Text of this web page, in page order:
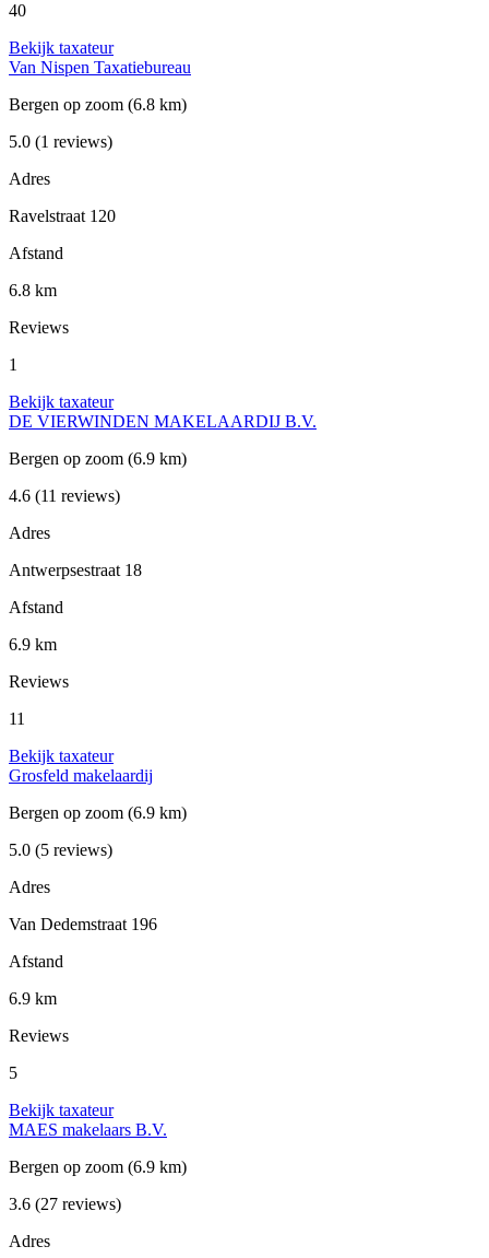
40
Bekijk taxateur
Van Nispen Taxatiebureau
Bergen op zoom (6.8 km)
5.0 (1 reviews)
Adres
Ravelstraat 120
Afstand
6.8 km
Reviews
1
Bekijk taxateur
DE VIERWINDEN MAKELAARDIJ B.V.
Bergen op zoom (6.9 km)
4.6 (11 reviews)
Adres
Antwerpsestraat 18
Afstand
6.9 km
Reviews
11
Bekijk taxateur
Grosfeld makelaardij
Bergen op zoom (6.9 km)
5.0 (5 reviews)
Adres
Van Dedemstraat 196
Afstand
6.9 km
Reviews
5
Bekijk taxateur
MAES makelaars B.V.
Bergen op zoom (6.9 km)
3.6 (27 reviews)
Adres